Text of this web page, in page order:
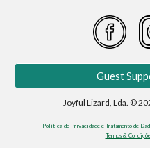
Guest
Joyful Lizard, Lda. ©
Política de Privacidade e Tratamento de
Termos &